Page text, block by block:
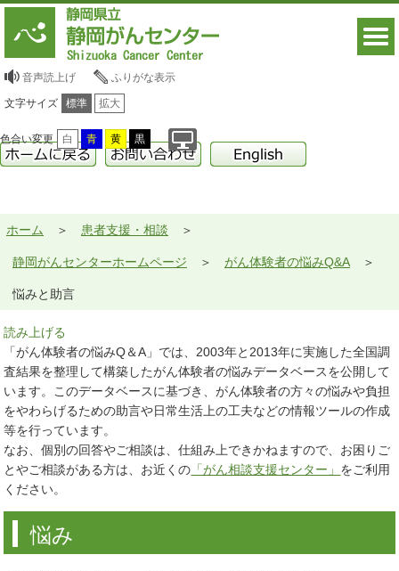
音声読上げ ふりがな表示
文字サイズ 標準 拡大
色合い変更 白 青 黄 黒
ホーム 患者支援・相談
静岡がんセンターホームページ がん体験者の悩みQ&A
悩みと助言
読み上げる
「がん体験者の悩みQ＆A」では、2003年と2013年に実施した全国調
査結果を整理して構築したがん体験者の悩みデータベースを公開して
います。このデータベースに基づき、がん体験者の方々の悩みや負担
をやわらげるための助言や日常生活上の工夫などの情報ツールの作成
等を行っています。
なお、個別の回答やご相談は、仕組み上できかねますので、お困りご
とやご相談がある方は、お近くの 「がん相談支援センター」 をご利用
ください。
悩み